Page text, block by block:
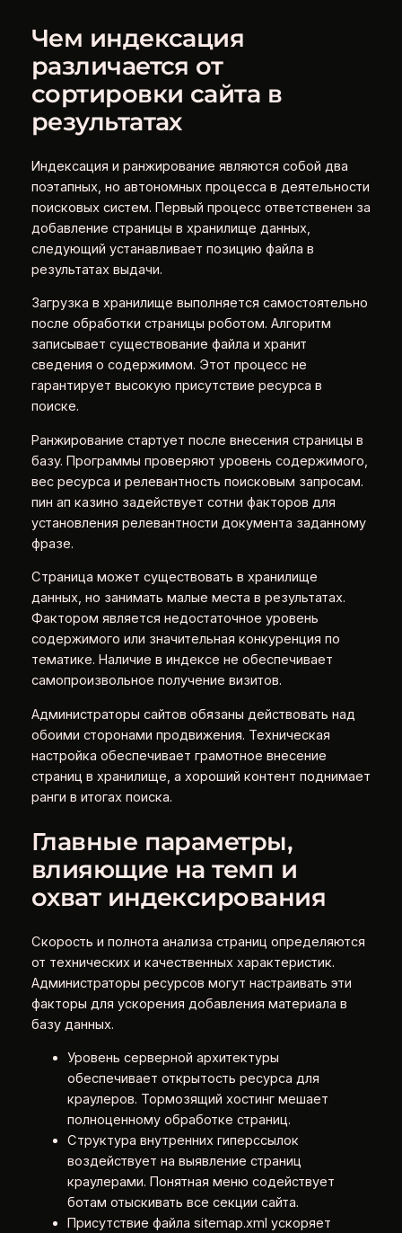
Чем индексация
различается от
сортировки сайта в
результатах
Индексация и ранжирование являются собой два
поэтапных, но автономных процесса в деятельности
поисковых систем. Первый процесс ответственен за
добавление страницы в хранилище данных,
следующий устанавливает позицию файла в
результатах выдачи.
Загрузка в хранилище выполняется самостоятельно
после обработки страницы роботом. Алгоритм
записывает существование файла и хранит
сведения о содержимом. Этот процесс не
гарантирует высокую присутствие ресурса в
поиске.
Ранжирование стартует после внесения страницы в
базу. Программы проверяют уровень содержимого,
вес ресурса и релевантность поисковым запросам.
пин ап казино задействует сотни факторов для
установления релевантности документа заданному
фразе.
Страница может существовать в хранилище
данных, но занимать малые места в результатах.
Фактором является недостаточное уровень
содержимого или значительная конкуренция по
тематике. Наличие в индексе не обеспечивает
самопроизвольное получение визитов.
Администраторы сайтов обязаны действовать над
обоими сторонами продвижения. Техническая
настройка обеспечивает грамотное внесение
страниц в хранилище, а хороший контент поднимает
ранги в итогах поиска.
Главные параметры,
влияющие на темп и
охват индексирования
Скорость и полнота анализа страниц определяются
от технических и качественных характеристик.
Администраторы ресурсов могут настраивать эти
факторы для ускорения добавления материала в
базу данных.
Уровень серверной архитектуры
обеспечивает открытость ресурса для
краулеров. Тормозящий хостинг мешает
полноценному обработке страниц.
Структура внутренних гиперссылок
воздействует на выявление страниц
краулерами. Понятная меню содействует
ботам отыскивать все секции сайта.
Присутствие файла sitemap.xml ускоряет